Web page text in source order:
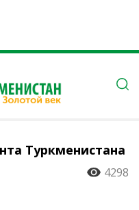
Туркменистана
4298